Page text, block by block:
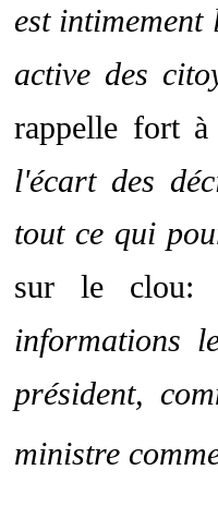
est
active des
rappelle fort
l'écart des
tout ce qui
sur le clou:
informations
président,
ministre